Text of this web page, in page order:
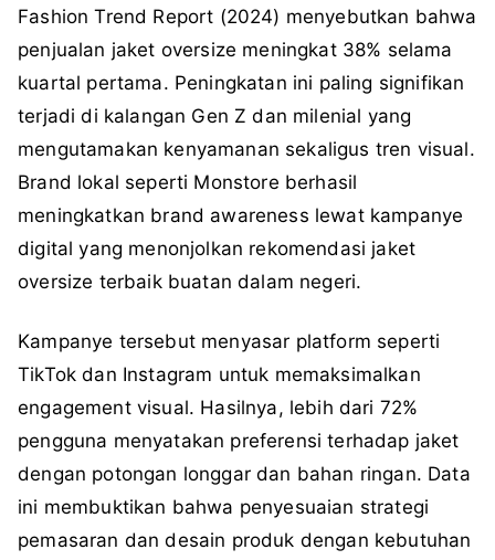
Fashion Trend Report (2024) menyebutkan bahwa
penjualan jaket oversize meningkat 38% selama
kuartal pertama. Peningkatan ini paling signifikan
terjadi di kalangan Gen Z dan milenial yang
mengutamakan kenyamanan sekaligus tren visual.
Brand lokal seperti Monstore berhasil
meningkatkan brand awareness lewat kampanye
digital yang menonjolkan rekomendasi jaket
oversize terbaik buatan dalam negeri.
Kampanye tersebut menyasar platform seperti
TikTok dan Instagram untuk memaksimalkan
engagement visual. Hasilnya, lebih dari 72%
pengguna menyatakan preferensi terhadap jaket
dengan potongan longgar dan bahan ringan. Data
ini membuktikan bahwa penyesuaian strategi
pemasaran dan desain produk dengan kebutuhan